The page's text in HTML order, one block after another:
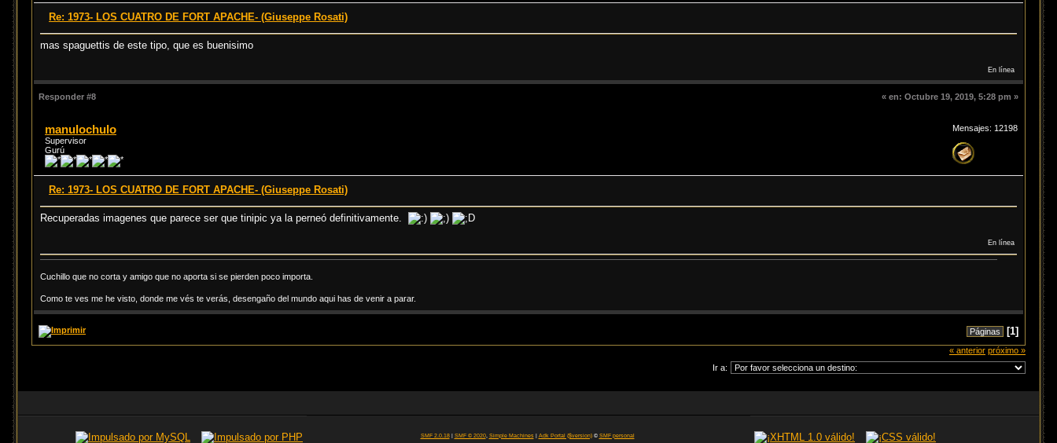
Re: 1973- LOS CUATRO DE FORT APACHE- (Giuseppe Rosati)
mas spaguettis de este tipo, que es buenisimo
En línea
Responder #8 « en: Octubre 19, 2019, 5:28 pm »
manulochulo
Supervisor
Gurú
Mensajes: 12198
Re: 1973- LOS CUATRO DE FORT APACHE- (Giuseppe Rosati)
Recuperadas imagenes que parece ser que tinipic ya la perneó definitivamente.
En línea
Cuchillo que no corta y amigo que no aporta si se pierden poco importa.
Como te ves me he visto, donde me vés te verás, desengaño del mundo aqui has de venir a parar.
Páginas [1]
« anterior próximo »
Ir a:
SMF 2.0.18| SMF © 2020, Simple Machines| Adk Portal {$version}© SMF personal